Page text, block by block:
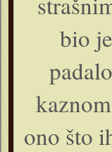
bio
ono što